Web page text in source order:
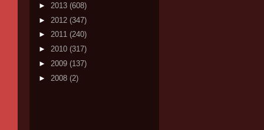
► 2013 (608)
► 2012 (347)
► 2011 (240)
► 2010 (317)
► 2009 (137)
► 2008 (2)